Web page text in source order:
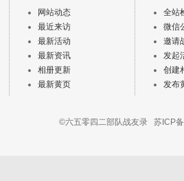
网站动态
最近来访
最新活动
最新资讯
相册更新
最新黄页
全站
微信
邀请
发起
创建
发布
©六五零四二部队战友录 苏ICP